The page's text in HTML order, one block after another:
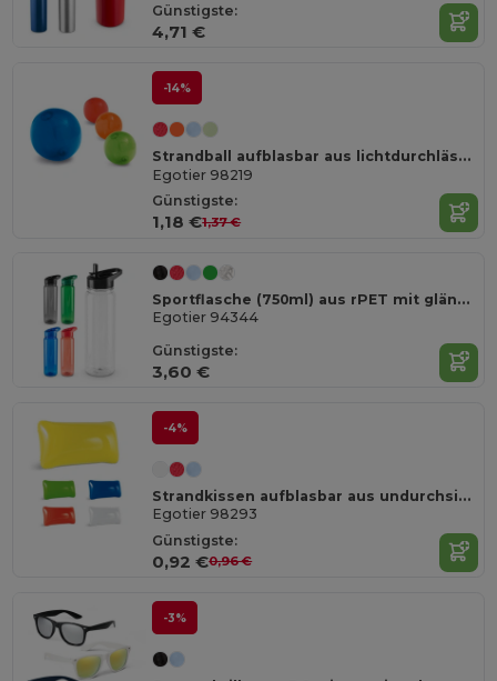
Günstigste:
4,71 €
-14%
Strandball aufblasbar aus lichtdurchlässigem PVC
Egotier 98219
Günstigste:
1,18 €1,37 €
Sportflasche (750ml) aus rPET mit glänzender transluzenter Oberfläche
Egotier 94344
Günstigste:
3,60 €
-4%
Strandkissen aufblasbar aus undurchsichtigem PVC
Egotier 98293
Günstigste:
0,92 €0,96 €
-3%